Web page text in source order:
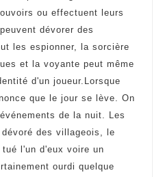
ou effectuent leurs
dévorer des
les espionner, la sorcière
et la voyante peut même
d'un joueur.Lorsque
que le jour se lève. On
de la nuit. Les
des villageois, le
l'un d'eux voire un
ourdi quelque